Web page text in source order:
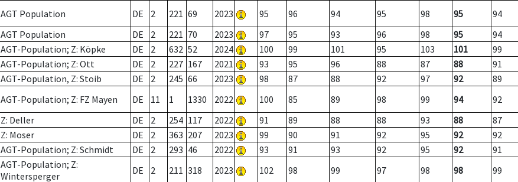
AGT Population DE 2 221 69 2023 95 96 94 95 98 95
94
AGT Population DE 2 221 70 2023 97 95 93 96 98 95
94
AGT-Population; Z: Köpke DE 2 632 52 2024 100 99 101 95 103 101
99
AGT-Population; Z: Ott DE 2 227 167 2021 93 95 96 88 87 88
91
AGT-Population, Z: Stoib DE 2 245 66 2023 98 87 88 92 97 92
89
AGT-Population; Z: FZ Mayen DE 11 1 1330 2022 100 85 89 98 99 94
92
Z: Deller DE 2 254 117 2022 91 89 88 88 93 88
87
Z: Moser DE 2 363 207 2023 99 90 91 92 95 92
92
AGT-Population; Z: Schmidt DE 2 293 46 2022 93 91 93 92 95 92
91
AGT-Population; Z:
Wintersperger
DE 2 211 318 2023 102 98 99 97 98 98 99